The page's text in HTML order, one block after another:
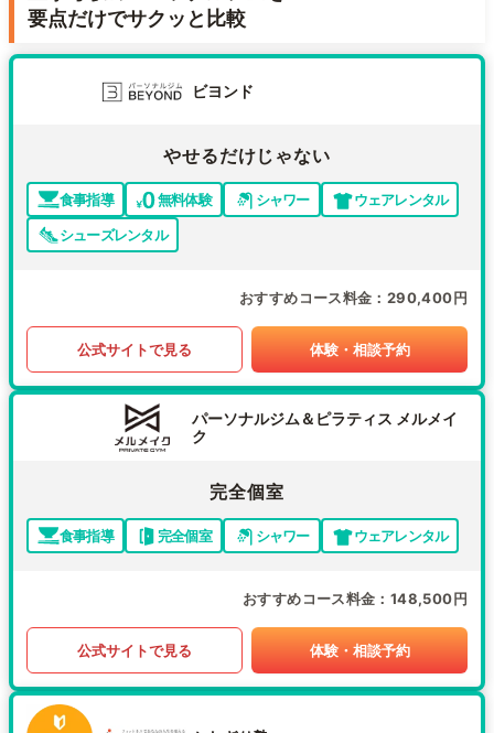
要点だけでサクッと比較
ビヨンド
やせるだけじゃない
食事指導 無料体験 シャワー
ウェアレンタル
シューズレンタル
おすすめコース料金 290,400円
公式サイトで見る 体験・相談予約
パーソナルジム＆ピラティス メルメイ
ク
完全個室
食事指導 完全個室 シャワー ウェアレンタル
おすすめコース料金 148,500円
公式サイトで見る 体験・相談予約